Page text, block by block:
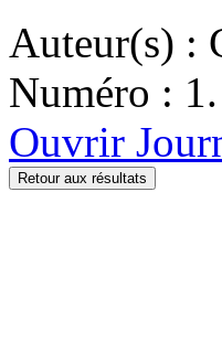
Auteur(s) :
Numéro :
Ouvrir
Retour aux résultats